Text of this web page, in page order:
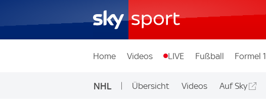
Home Videos LIVE Fußball Formel 1
NHL Übersicht Videos Auf Sky